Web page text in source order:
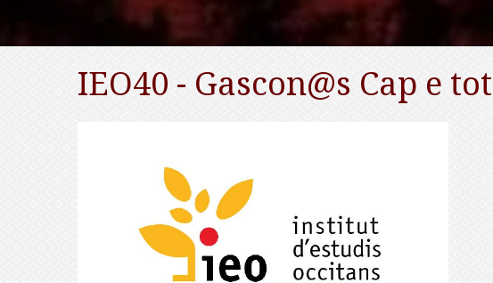
IEO40 - Gascon@s Cap e tot